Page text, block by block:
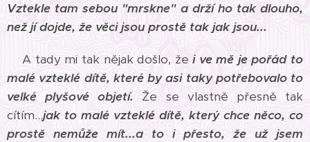
Vztekle tam sebou "mrskne" a drží ho tak dlouho,
než jí dojde, že věci jsou prostě tak jak jsou...
A tady mi tak nějak došlo, žei ve mě je pořád to
malé vzteklé dítě, které by asi taky potřebovalo to
velké plyšové objetí.
Že se vlastně přesně tak
cítím...jak to malé vzteklé dítě, který chce něco, co
prostě nemůže mít...a to i přesto, že už jsem